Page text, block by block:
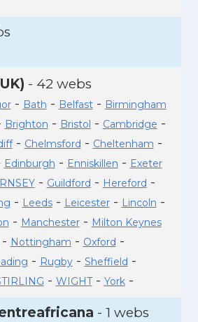
- 42 webs
- Bath - Belfast- Birmingham
Brighton - Bristol - Cambridge -
- Chelmsford - Cheltenham -
Edinburgh - Enniskillen - Exeter
- Guildford - Hereford -
- Leeds- Leicester- Lincoln -
- Manchester- Milton Keynes
- Nottingham - Oxford -
- Rugby- Sheffield -
- WIGHT- York-
- 1 webs